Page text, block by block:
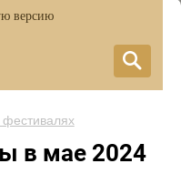
версию
фестивалях
в мае 2024